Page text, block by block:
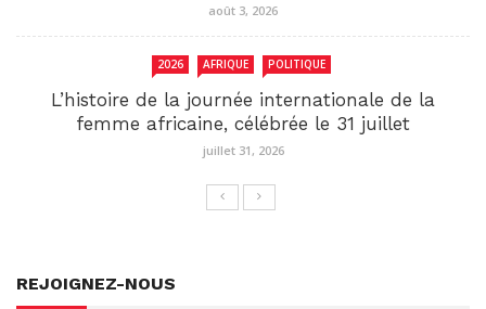
août 3, 2026
2026 AFRIQUE POLITIQUE
L’histoire de la journée internationale de la
femme africaine, célébrée le 31 juillet
juillet 31, 2026
REJOIGNEZ-NOUS